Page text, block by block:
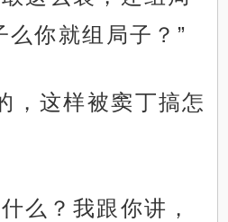
你就组局子？”
，这样被窦丁搞怎
么？我跟你讲，